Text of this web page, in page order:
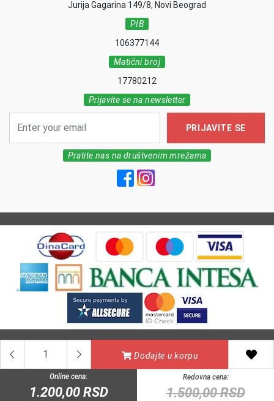
Dodajte u korpu
Online cena:
1.200,00 RSD
Redovna cena:
1.500,00 RSD
Jurija Gagarina 149/8, Novi Beograd
PIB
106377144
Matični broj
17780212
Prijavite se na newsletter
PRIJAVITE SE
Pratite nas na društvenim mrežama